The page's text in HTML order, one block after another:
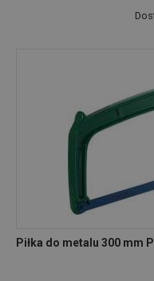
Piłka do metalu 300 mm